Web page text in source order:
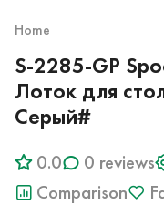
Home
S-2285-GP
Лоток для
Серый#
0.0 0 reviews
Comparison